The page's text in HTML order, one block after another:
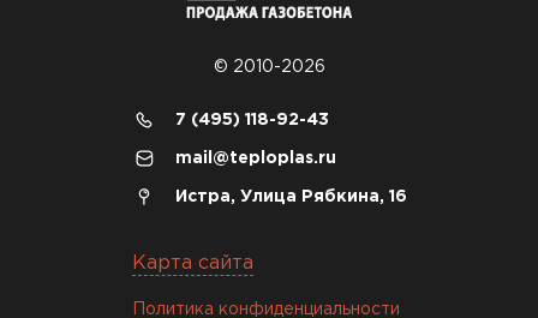
© 2010-2026
7 (495) 118-92-43
mail@teploplas.ru
Истра, Улица Рябкина, 16
Карта сайта
Политика конфиденциальности